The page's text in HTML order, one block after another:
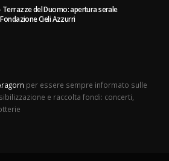
del Duomo: apertura serale
per essere sempre informato sulle
e raccolta fondi: concerti,